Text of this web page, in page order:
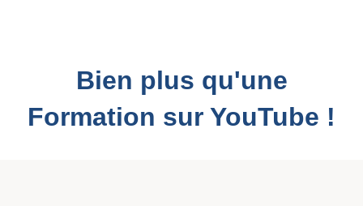
Bien plus qu'une
Formation sur YouTube !